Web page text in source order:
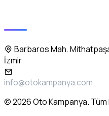
Barbaros Mah.
İzmir
info@otokampanya.com
© 2026 Oto Kampanya. Tüm